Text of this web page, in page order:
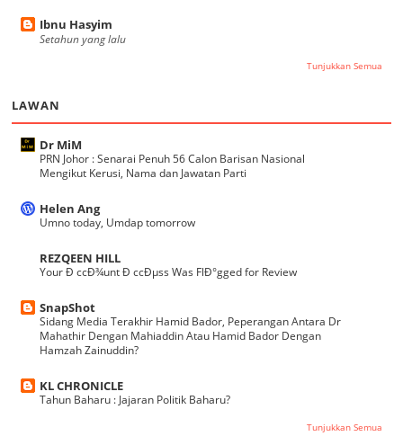
Ibnu Hasyim
Setahun yang lalu
Tunjukkan Semua
LAWAN
Dr MiM
PRN Johor : Senarai Penuh 56 Calon Barisan Nasional
Mengikut Kerusi, Nama dan Jawatan Parti
Helen Ang
Umno today, Umdap tomorrow
REZQEEN HILL
Your Ð ccÐ¾unt Ð ccÐµss Was FlÐ°gged for Review
SnapShot
Sidang Media Terakhir Hamid Bador, Peperangan Antara Dr
Mahathir Dengan Mahiaddin Atau Hamid Bador Dengan
Hamzah Zainuddin?
KL CHRONICLE
Tahun Baharu : Jajaran Politik Baharu?
Tunjukkan Semua